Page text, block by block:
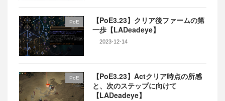
PoE
【PoE3.23】クリア後ファームの第
一歩【LADeadeye】
2023-12-14
PoE
【PoE3.23】Actクリア時点の所感
と、次のステップに向けて
【LADeadeye】